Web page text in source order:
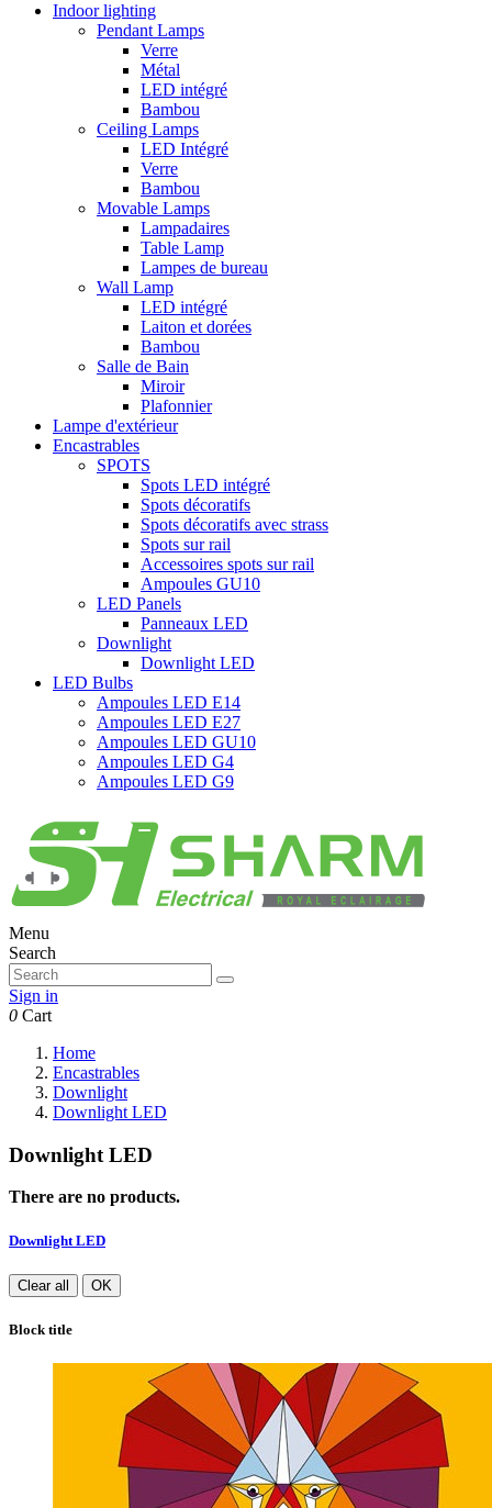
Indoor lighting
Pendant Lamps
Verre
Métal
LED intégré
Bambou
Ceiling Lamps
LED Intégré
Verre
Bambou
Movable Lamps
Lampadaires
Table Lamp
Lampes de bureau
Wall Lamp
LED intégré
Laiton et dorées
Bambou
Salle de Bain
Miroir
Plafonnier
Lampe d'extérieur
Encastrables
SPOTS
Spots LED intégré
Spots décoratifs
Spots décoratifs avec strass
Spots sur rail
Accessoires spots sur rail
Ampoules GU10
LED Panels
Panneaux LED
Downlight
Downlight LED
LED Bulbs
Ampoules LED E14
Ampoules LED E27
Ampoules LED GU10
Ampoules LED G4
Ampoules LED G9
Menu
Search
Sign in
0 Cart
Home
Encastrables
Downlight
Downlight LED
Downlight LED
There are no products.
Downlight LED
Clear all OK
Block title